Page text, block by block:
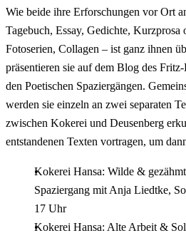
Wie beide ihre Erforschungen vor Ort
Tagebuch, Essay, Gedichte, Kurzprosa
Fotoserien, Collagen – ist ganz ihnen
präsentieren sie auf dem Blog des
den Poetischen Spaziergängen.
werden sie einzeln an zwei separaten
zwischen Kokerei und Deusenberg
entstandenen Texten vortragen, um
Kokerei Hansa: Wilde &
Spaziergang mit Anja Liedtke,
17 Uhr
Kokerei Hansa: Alte Arbeit &